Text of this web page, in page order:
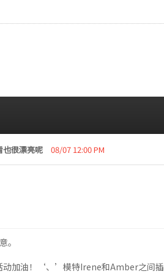
07 10:00 AM
。
动加油！‘、’模特Irene和Amber之间插